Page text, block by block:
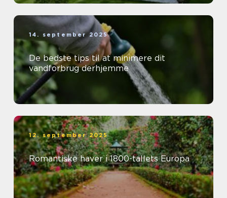
14. september 2025
De bedste tips til at minimere dit
vandforbrug derhjemme
12. september 2025
Romantiske haver i 1800-tallets Europa